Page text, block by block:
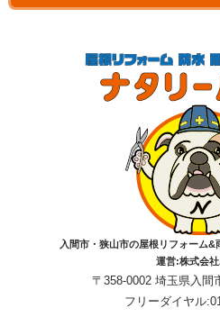
入間市・狭山市の屋根リフォーム
運営:株式会
〒358-0002 埼玉県入間
フリーダイヤル